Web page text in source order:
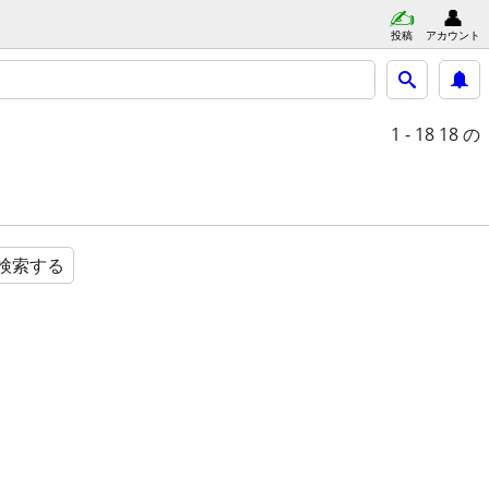
投稿 アカウント
1 - 18 18 の
索する